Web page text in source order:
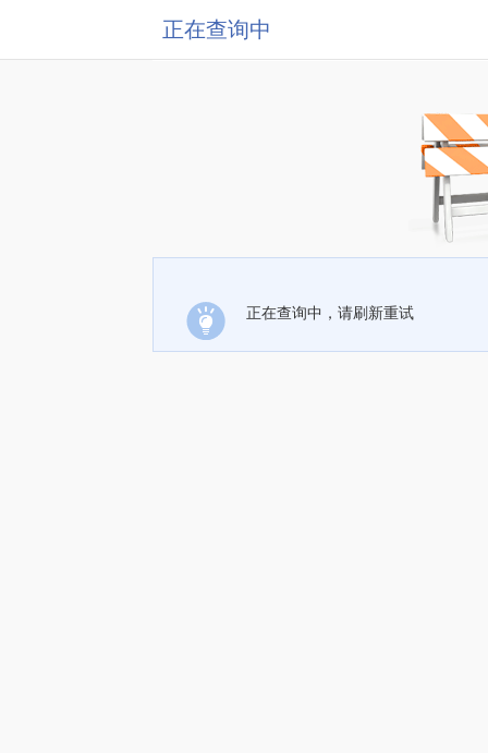
正在查询中
正在查询中，请刷新重试